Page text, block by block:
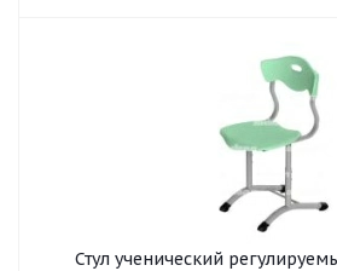
Стул ученический